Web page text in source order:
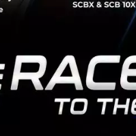
e-mail ไม่ได้
Gmail ระบบล่มเกือบทั่วโลก กระท
สิงหาคม 20, 2020 | By Techsauce
77